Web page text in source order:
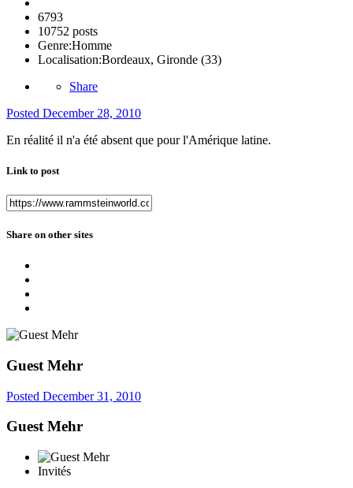
6793
10752 posts
Genre:Homme
Localisation:Bordeaux, Gironde (33)
Share
Posted December 28, 2010
En réalité il n'a été absent que pour l'Amérique latine.
Link to post
Share on other sites
Guest Mehr
Posted December 31, 2010
Guest Mehr
Invités